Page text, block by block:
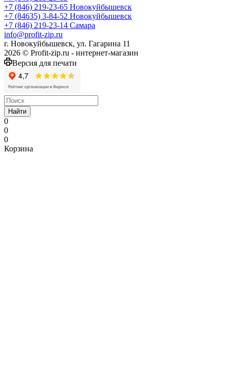
+7 (846) 219-23-65 Новокуйбышевск
+7 (84635) 3-84-52 Новокуйбышевск
+7 (846) 219-23-14 Самара
info@profit-zip.ru
г. Новокуйбышевск, ул. Гагарина 11
2026 © Profit-zip.ru - интернет-магазин
Версия для печати
Найти
0
0
0
Корзина